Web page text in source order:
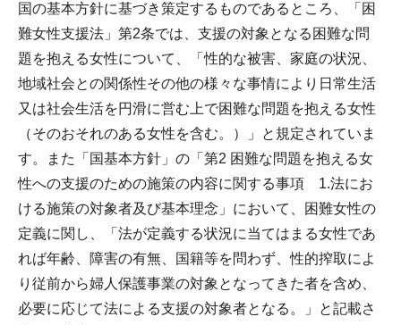
国の基本方針に基づき策定するものであるところ、「困
難女性支援法」第2条では、支援の対象となる困難な問
題を抱える女性について、「性的な被害、家庭の状況、
地域社会との関係性その他の様々な事情により日常生活
又は社会生活を円滑に営む上で困難な問題を抱える女性
（そのおそれのある女性を含む。）」と規定されていま
す。また「国基本方針」の「第2 困難な問題を抱える女
性への支援のための施策の内容に関する事項 1.法にお
ける施策の対象者及び基本理念」において、困難女性の
定義に関し、「法が定義する状況に当てはまる女性であ
れば年齢、障害の有無、国籍等を問わず、性的搾取によ
り従前から婦人保護事業の対象となってきた者を含め、
必要に応じて法による支援の対象者となる。」と記載さ